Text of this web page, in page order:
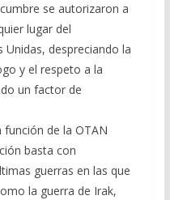
se autorizaron a
lugar del
despreciando la
y el respeto a la
un factor de
de la OTAN
basta con
guerras en las que
la guerra de Irak,